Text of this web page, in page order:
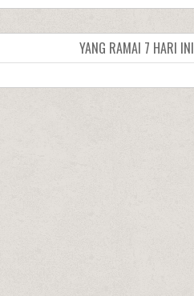
YANG RAMAI 7 HARI INI